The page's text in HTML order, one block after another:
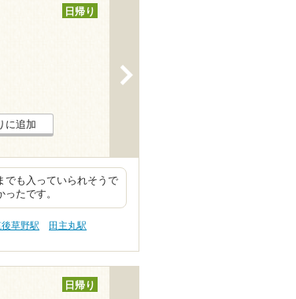
日帰り
に追加
でも入っていられそうで
たです。
草野駅
田主丸駅
日帰り